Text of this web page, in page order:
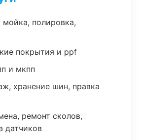
мойка, полировка,
покрытия и ppf
и мкпп
хранение шин, правка
ремонт сколов,
датчиков